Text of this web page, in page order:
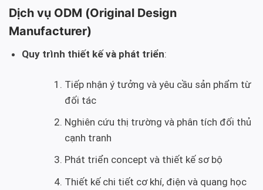
Dịch vụ ODM (Original Design
Manufacturer)
Quy trình thiết kế và phát triển:
Tiếp nhận ý tưởng và yêu cầu sản phẩm từ
đối tác
Nghiên cứu thị trường và phân tích đối thủ
cạnh tranh
Phát triển concept và thiết kế sơ bộ
Thiết kế chi tiết cơ khí, điện và quang học